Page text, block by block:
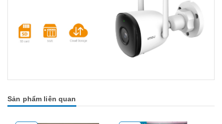
Sản phẩm liên quan